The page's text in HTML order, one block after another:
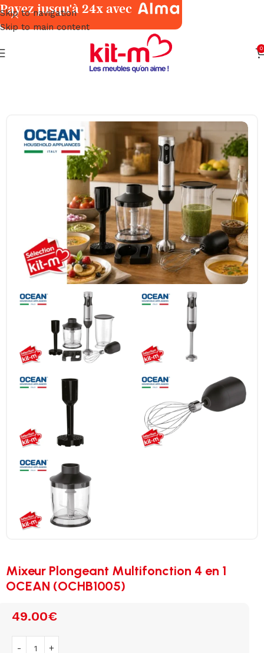
Skip to navigation
Skip to main content
0
Petits Électroménagers Cuisine
Mixeur Plongeant Multifonction 4 en 1
OCEAN (OCHB1005)
49.00€
Payez jusqu'à 24x avec